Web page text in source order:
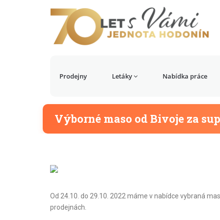
Prodejny Letáky Nabídka práce
Výborné maso od Bivoje za
Od 24.10. do 29.10. 2022 máme v nabídce vybraná
prodejnách.